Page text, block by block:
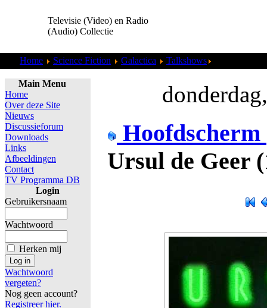
Televisie (Video) en Radio
(Audio) Collectie
Home Science Fiction Galactica Talkshows
Main Menu
Home
Over deze Site
Nieuws
Discussieforum
Downloads
Links
Afbeeldingen
Contact
TV Programma DB
Login
Gebruikersnaam
Wachtwoord
Herken mij
Wachtwoord
vergeten?
Nog geen account?
Registreer hier.
Hoofdscherm
Ursul de Geer